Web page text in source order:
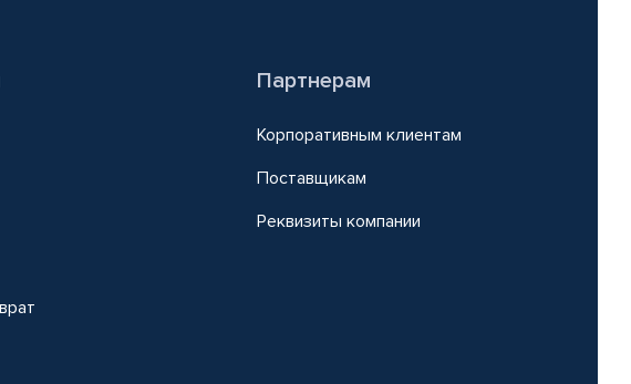
Партнерам
Корпоративным клиентам
Поставщикам
Реквизиты компании